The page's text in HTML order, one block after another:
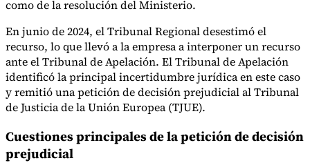
como de la resolución del Ministerio.
En junio de 2024, el Tribunal Regional desestimó el
recurso, lo que llevó a la empresa a interponer un recurso
ante el Tribunal de Apelación. El Tribunal de Apelación
identificó la principal incertidumbre jurídica en este caso
y remitió una petición de decisión prejudicial al Tribunal
de Justicia de la Unión Europea (TJUE).
Cuestiones principales de la petición de decisión
prejudicial